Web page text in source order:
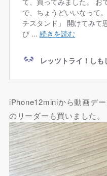
iPhone12miniから動画デ
のリーダーも買いました。